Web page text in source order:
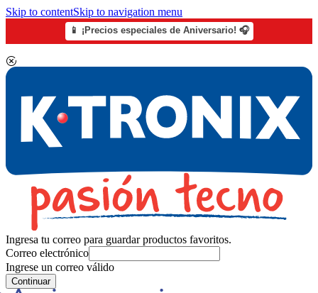
Skip to contentSkip to navigation menu
📱 ¡Precios especiales de Aniversario! 🎧
Ingresa tu correo para guardar productos favoritos.
Correo electrónico
Ingrese un correo válido
Continuar